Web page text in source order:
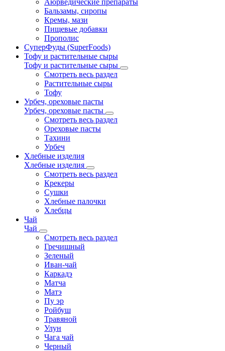
Аюрведические препараты
Бальзамы, сиропы
Кремы, мази
Пищевые добавки
Прополис
СуперФуды (SuperFoods)
Тофу и растительные сыры
Тофу и растительные сыры
Смотреть весь раздел
Растительные сыры
Тофу
Урбеч, ореховые пасты
Урбеч, ореховые пасты
Смотреть весь раздел
Ореховые пасты
Тахини
Урбеч
Хлебные изделия
Хлебные изделия
Смотреть весь раздел
Крекеры
Сушки
Хлебные палочки
Хлебцы
Чай
Чай
Смотреть весь раздел
Гречишный
Зеленый
Иван-чай
Каркадэ
Матча
Матэ
Пу эр
Ройбуш
Травяной
Улун
Чага чай
Черный